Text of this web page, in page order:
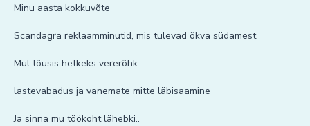
Minu aasta kokkuvõte
Scandagra reklaamminutid, mis tulevad õkva südamest.
Mul tõusis hetkeks vererõhk
lastevabadus ja vanemate mitte läbisaamine
Ja sinna mu töökoht lähebki..